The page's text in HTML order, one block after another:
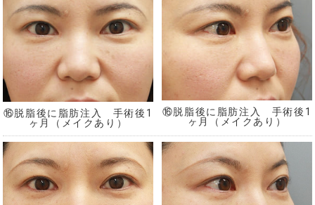
⑯脱脂後に脂肪注入 手術後1
ヶ月（メイクあり）
⑯脱脂後に脂肪注入 手術後1
ヶ月（メイクあり）